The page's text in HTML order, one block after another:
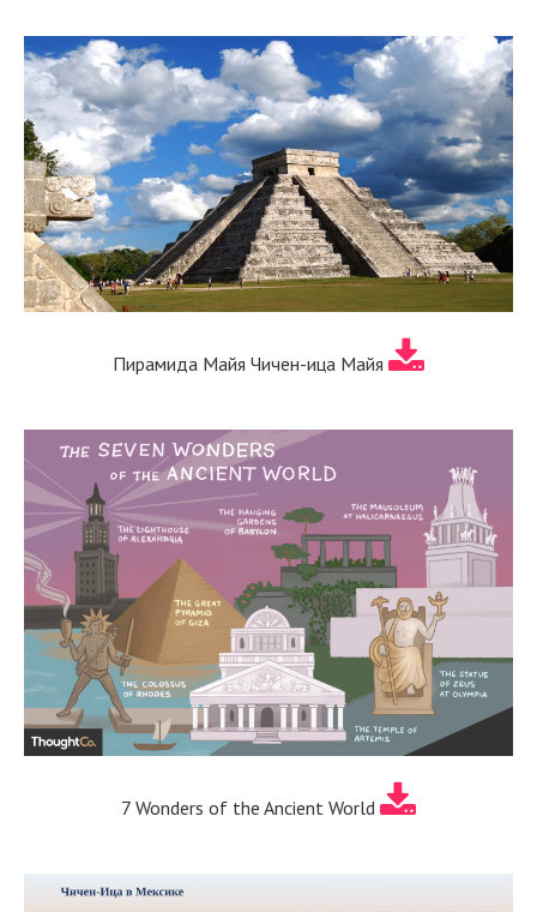
Пирамида Майя Чичен-ица Майя
7 Wonders of the Ancient World